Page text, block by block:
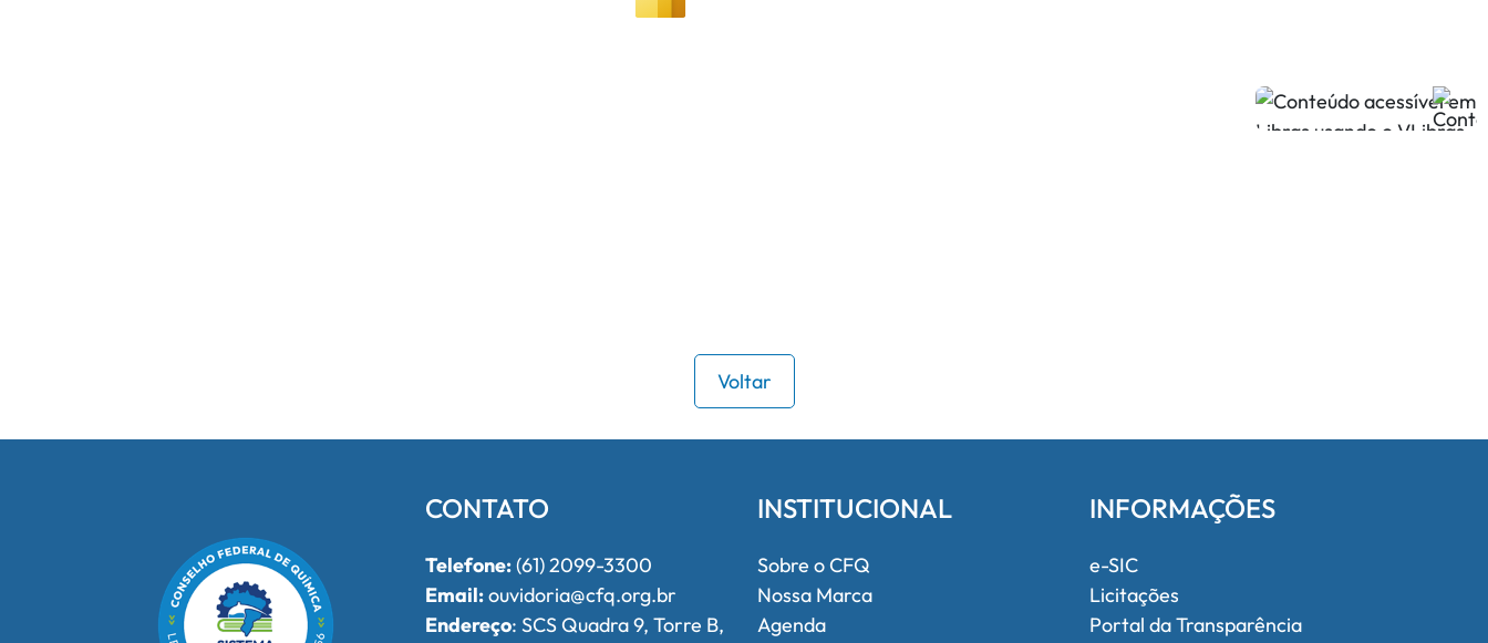
Voltar
CONTATO
Telefone:(61) 2099-3300
Email:ouvidoria@cfq.org.br
Endereço: SCS Quadra 9, Torre B,
INSTITUCIONAL
Sobre o CFQ
Nossa Marca
Agenda
INFORMAÇÕES
e-SIC
Licitações
Portal da Transparência